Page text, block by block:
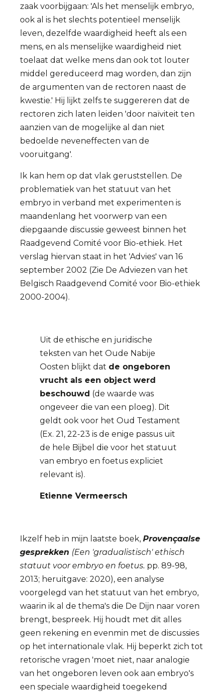
zaak voorbijgaan: 'Als het menselijk embryo,
ook al is het slechts potentieel menselijk
leven, dezelfde waardigheid heeft als een
mens, en als menselijke waardigheid niet
toelaat dat welke mens dan ook tot louter
middel gereduceerd mag worden, dan zijn
de argumenten van de rectoren naast de
kwestie.' Hij lijkt zelfs te suggereren dat de
rectoren zich laten leiden 'door naïviteit ten
aanzien van de mogelijke al dan niet
bedoelde neveneffecten van de
vooruitgang'.
Ik kan hem op dat vlak geruststellen. De
problematiek van het statuut van het
embryo in verband met experimenten is
maandenlang het voorwerp van een
diepgaande discussie geweest binnen het
Raadgevend Comité voor Bio-ethiek. Het
verslag hiervan staat in het 'Advies' van 16
september 2002 (Zie De Adviezen van het
Belgisch Raadgevend Comité voor Bio-ethiek
2000-2004).
Uit de ethische en juridische
teksten van het Oude Nabije
Oosten blijkt dat de ongeboren
vrucht als een object werd
beschouwd (de waarde was
ongeveer die van een ploeg). Dit
geldt ook voor het Oud Testament
(Ex. 21, 22-23 is de enige passus uit
de hele Bijbel die voor het statuut
van embryo en foetus expliciet
relevant is).
Etienne Vermeersch
Ikzelf heb in mijn laatste boek, Provençaalse
gesprekken (Een 'gradualistisch' ethisch
statuut voor embryo en foetus. pp. 89-98,
2013; heruitgave: 2020), een analyse
voorgelegd van het statuut van het embryo,
waarin ik al de thema's die De Dijn naar voren
brengt, bespreek. Hij houdt met dit alles
geen rekening en evenmin met de discussies
op het internationale vlak. Hij beperkt zich tot
retorische vragen 'moet niet, naar analogie
van het ongeboren leven ook aan embryo's
een speciale waardigheid toegekend